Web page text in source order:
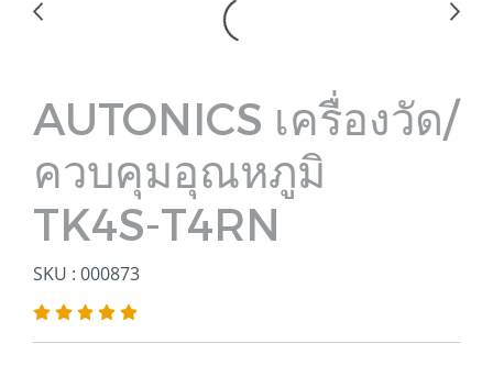
AUTONICS เครื่องวัด/
ควบคุมอุณหภูมิ
TK4S-T4RN
SKU : 000873